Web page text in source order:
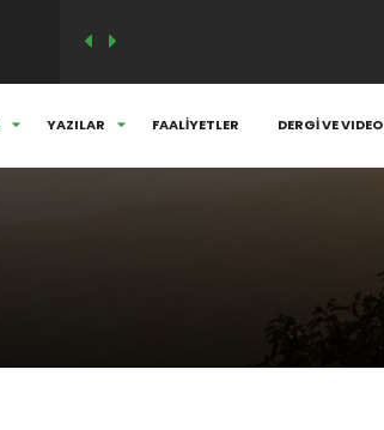
YAZILAR FAALİYETLER DERGİ VE VIDEO